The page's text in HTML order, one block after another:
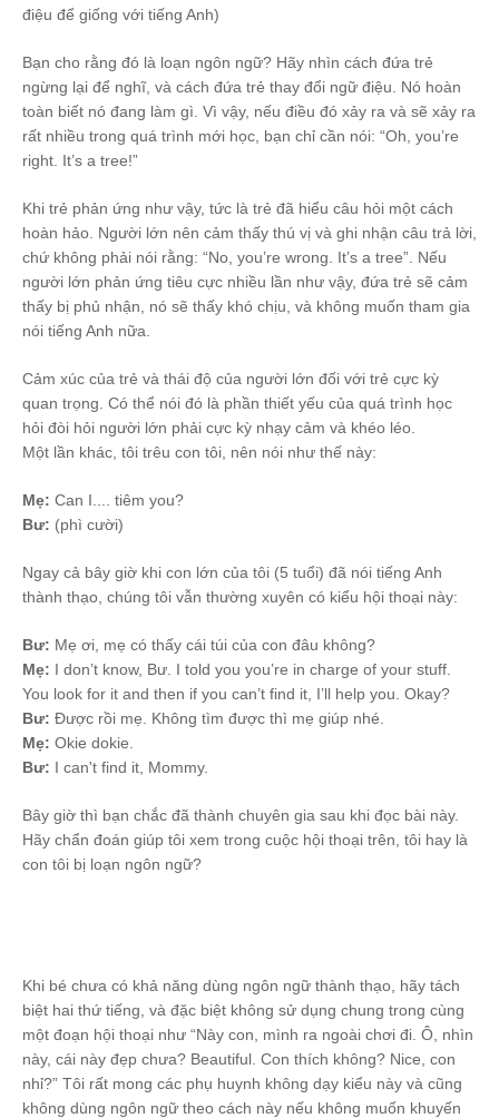
điệu để giống với tiếng Anh)
Bạn cho rằng đó là loạn ngôn ngữ? Hãy nhìn cách đứa trẻ
ngừng lại để nghĩ, và cách đứa trẻ thay đổi ngữ điệu. Nó hoàn
toàn biết nó đang làm gì. Vì vậy, nếu điều đó xảy ra và sẽ xảy ra
rất nhiều trong quá trình mới học, bạn chỉ cần nói: “Oh, you’re
right. It’s a tree!”
Khi trẻ phản ứng như vậy, tức là trẻ đã hiểu câu hỏi một cách
hoàn hảo. Người lớn nên cảm thấy thú vị và ghi nhận câu trả lời,
chứ không phải nói rằng: “No, you’re wrong. It’s a tree”. Nếu
người lớn phản ứng tiêu cực nhiều lần như vậy, đứa trẻ sẽ cảm
thấy bị phủ nhận, nó sẽ thấy khó chịu, và không muốn tham gia
nói tiếng Anh nữa.
Cảm xúc của trẻ và thái độ của người lớn đối với trẻ cực kỳ
quan trọng. Có thể nói đó là phần thiết yếu của quá trình học
hỏi đòi hỏi người lớn phải cực kỳ nhạy cảm và khéo léo.
Một lần khác, tôi trêu con tôi, nên nói như thế này:
Mẹ: Can I.... tiêm you?
Bư: (phì cười)
Ngay cả bây giờ khi con lớn của tôi (5 tuổi) đã nói tiếng Anh
thành thạo, chúng tôi vẫn thường xuyên có kiểu hội thoại này:
Bư: Mẹ ơi, mẹ có thấy cái túi của con đâu không?
Mẹ: I don’t know, Bư. I told you you’re in charge of your stuff.
You look for it and then if you can’t find it, I’ll help you. Okay?
Bư: Được rồi mẹ. Không tìm được thì mẹ giúp nhé.
Mẹ: Okie dokie.
Bư: I can't find it, Mommy.
Bây giờ thì bạn chắc đã thành chuyên gia sau khi đọc bài này.
Hãy chẩn đoán giúp tôi xem trong cuộc hội thoại trên, tôi hay là
con tôi bị loạn ngôn ngữ?
Khi bé chưa có khả năng dùng ngôn ngữ thành thạo, hãy tách
biệt hai thứ tiếng, và đặc biệt không sử dụng chung trong cùng
một đoạn hội thoại như “Này con, mình ra ngoài chơi đi. Ô, nhìn
này, cái này đẹp chưa? Beautiful. Con thích không? Nice, con
nhỉ?” Tôi rất mong các phụ huynh không dạy kiểu này và cũng
không dùng ngôn ngữ theo cách này nếu không muốn khuyến